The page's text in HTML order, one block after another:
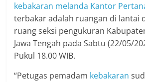
kebakaran melanda Kantor
terbakar adalah ruangan di lantai
ruang seksi pengukuran
Jawa Tengah pada Sabtu (22/05/
Pukul 18.00 WIB.
“Petugas pemadam kebakaran